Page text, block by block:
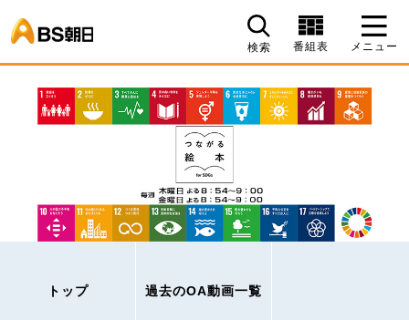
検索 番組表 メニュー
トップ 過去のOA動画一覧